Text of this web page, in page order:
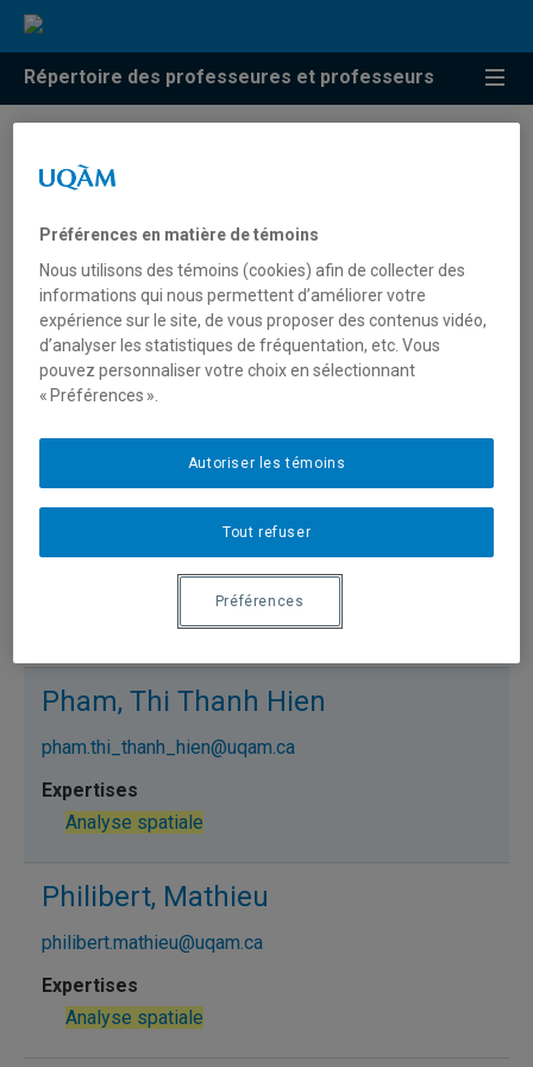
Répertoire des professeures et professeurs
Résultats de recherche pour
« Analyse spatiale »
Caron, Olivier
caron.olivier@uqam.ca
Gonzalès, Rodolphe
gonzales.rodolphe@uqam.ca
Analyse spatiale
Pham, Thi Thanh Hien
pham.thi_thanh_hien@uqam.ca
Analyse spatiale
Philibert, Mathieu
philibert.mathieu@uqam.ca
Analyse spatiale
Préférences en matière de témoins
Nous utilisons des témoins (cookies) afin de collecter des
informations qui nous permettent d’améliorer votre
expérience sur le site, de vous proposer des contenus vidéo,
d’analyser les statistiques de fréquentation, etc. Vous
pouvez personnaliser votre choix en sélectionnant
« Préférences ».
Tout refuser
Autoriser les témoins
Préférences